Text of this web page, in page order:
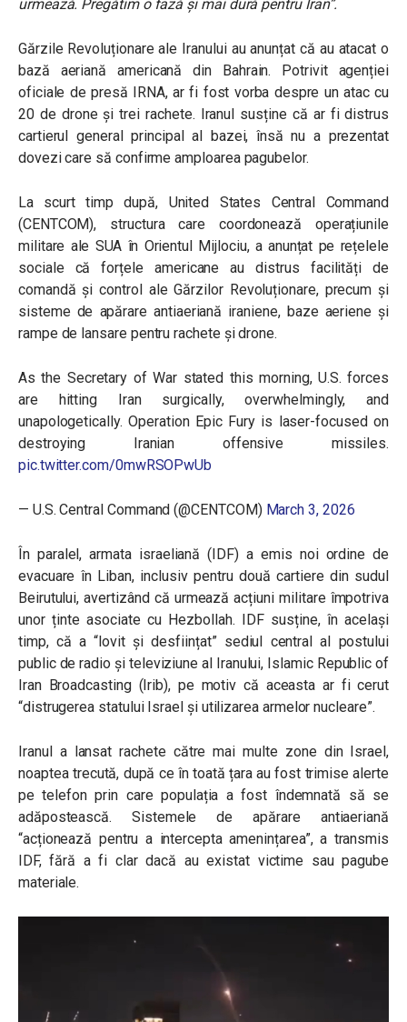
urmează. Pregătim o fază și mai dură pentru Iran”.
Gărzile Revoluționare ale Iranului au anunțat că au atacat o
bază aeriană americană din
Bahrain. Potrivit agenției
oficiale de presă IRNA, ar fi fost vorba despre un atac cu
20 de drone și trei rachete. Iranul susține că ar fi distrus
cartierul general principal al bazei, însă nu a prezentat
dovezi care să confirme amploarea pagubelor.
La scurt timp după, United States Central Command
(CENTCOM), structura care coordonează operațiunile
militare ale SUA în Orientul Mijlociu, a anunțat pe rețelele
sociale că forțele americane au distrus facilități de
comandă și control ale Gărzilor Revoluționare, precum și
sisteme de apărare antiaeriană iraniene, baze aeriene și
rampe de lansare pentru rachete și drone.
As the Secretary of War stated this morning, U.S. forces
are hitting Iran surgically, overwhelmingly, and
unapologetically. Operation Epic Fury is laser-focused on
destroying Iranian offensive missiles.
pic.twitter.com/0mwRSOPwUb
— U.S. Central Command (@CENTCOM) March 3, 2026
În paralel, armata israeliană (IDF) a emis noi ordine de
evacuare în Liban, inclusiv pentru două cartiere din sudul
Beirutului, avertizând că urmează acțiuni militare împotriva
unor ținte asociate cu Hezbollah. IDF susține, în același
timp, că a “lovit și desființat” sediul central al postului
public de radio și televiziune al Iranului, Islamic Republic of
Iran Broadcasting (Irib), pe motiv că aceasta ar fi cerut
“distrugerea statului Israel și utilizarea armelor nucleare”.
Iranul a lansat rachete către mai multe zone din Israel,
noaptea trecută, după ce în toată țara au fost trimise alerte
pe telefon prin care populația a fost îndemnată să se
adăpostească. Sistemele de apărare antiaeriană
“acționează pentru a intercepta amenințarea”, a transmis
IDF, fără a fi clar dacă au existat victime sau pagube
materiale.